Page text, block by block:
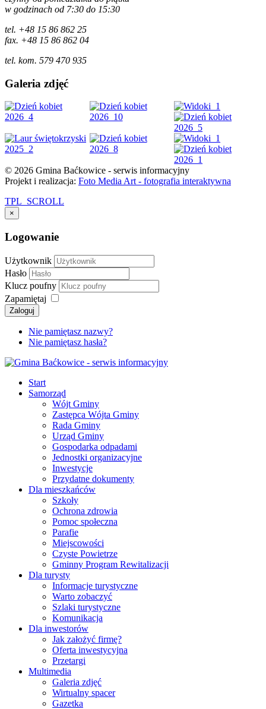
w godzinach od 7:30 do 15:30
tel. +48 15 86 862 25
fax. +48 15 86 862 04
tel. kom. 579 470 935
Galeria zdjęć
© 2026 Gmina Baćkowice - serwis informacyjny
Projekt i realizacja: Foto Media Art - fotografia interaktywna
TPL_SCROLL
×
Logowanie
Użytkownik
Hasło
Klucz poufny
Zapamiętaj
Zaloguj
Nie pamiętasz nazwy?
Nie pamiętasz hasła?
Start
Samorząd
Wójt Gminy
Zastępca Wójta Gminy
Rada Gminy
Urząd Gminy
Gospodarka odpadami
Jednostki organizacyjne
Inwestycje
Przydatne dokumenty
Dla mieszkańców
Szkoły
Ochrona zdrowia
Pomoc społeczna
Parafie
Miejscowości
Czyste Powietrze
Gminny Program Rewitalizacji
Dla turysty
Informacje turystyczne
Warto zobaczyć
Szlaki turystyczne
Komunikacja
Dla inwestorów
Jak założyć firmę?
Oferta inwestycyjna
Przetargi
Multimedia
Galeria zdjęć
Wirtualny spacer
Gazetka